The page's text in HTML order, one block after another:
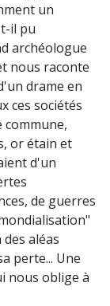
un
il pu
archéologue
nous raconte
drame en
ces sociétés
commune,
or étain et
d'un
de guerres
aléas
perte... Une
nous oblige à